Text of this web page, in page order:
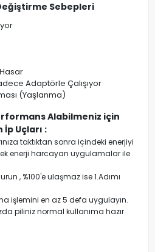
Sebepleri
Adaptörle Çalışıyor
(Yaşlanma)
Alabilmeniz için
Uçları :
taktıktan sonra içindeki enerjiyi
enerji harcayan uygulamalar ile
, %100'e ulaşmaz ise 1.Adımı
işlemini en az 5 defa uygulayın.
piliniz normal kullanıma hazır